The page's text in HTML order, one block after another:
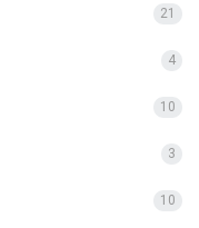
21
4
10
3
10